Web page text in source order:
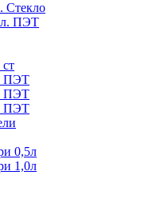
Стекло
л. ПЭТ
ПЭТ
ПЭТ
ПЭТ
0,5л
1,0л